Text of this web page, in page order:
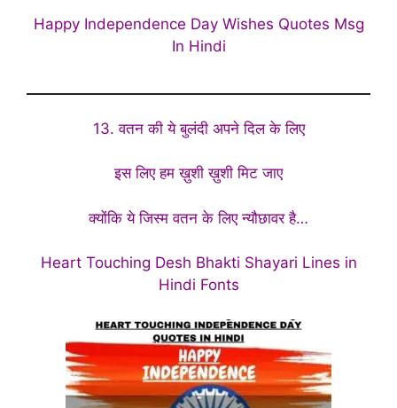
Happy Independence Day Wishes Quotes Msg
In Hindi
13. वतन की ये बुलंदी अपने दिल के लिए
इस लिए हम ख़ुशी ख़ुशी मिट जाए
क्योंकि ये जिस्म वतन के लिए न्यौछावर है…
Heart Touching Desh Bhakti Shayari Lines in
Hindi Fonts